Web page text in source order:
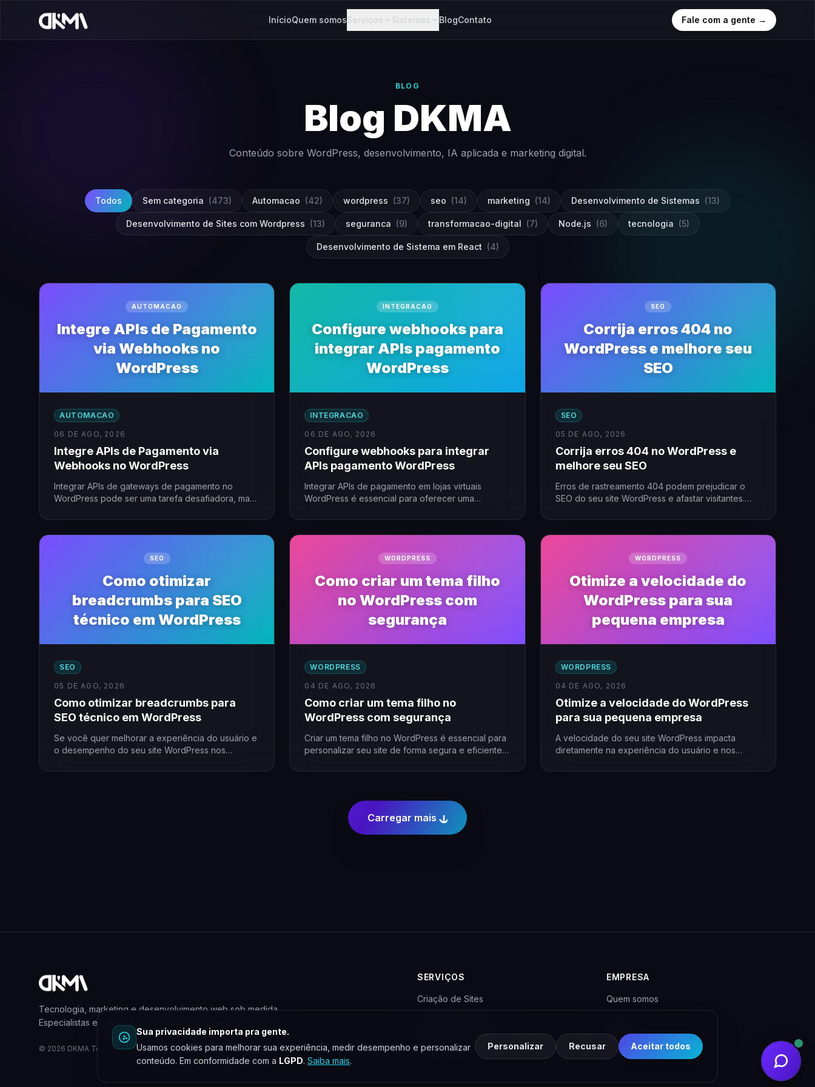
InícioQuem somosServiços Sistemas BlogContato Fale com a gente →
BLOG
Blog DKMA
Conteúdo sobre WordPress, desenvolvimento, IA aplicada e marketing digital.
Todos Sem categoria (473) Automacao (42) wordpress (37) seo (14) marketing (14) Desenvolvimento de Sistemas (13)
Desenvolvimento de Sites com Wordpress (13) seguranca (9) transformacao-digital (7) Node.js (6) tecnologia (5)
Desenvolvimento de Sistema em React (4)
AUTOMACAO
Integre APIs de Pagamento
via Webhooks no
WordPress
AUTOMACAO
06 DE AGO, 2026
Integre APIs de Pagamento via
Webhooks no WordPress
Integrar APIs de gateways de pagamento no
WordPress pode ser uma tarefa desafiadora, mas
INTEGRACAO
Configure webhooks para
integrar APIs pagamento
WordPress
INTEGRACAO
06 DE AGO, 2026
Configure webhooks para integrar
APIs pagamento WordPress
Integrar APIs de pagamento em lojas virtuais
WordPress é essencial para oferecer uma
SEO
Corrija erros 404 no
WordPress e melhore seu
SEO
SEO
05 DE AGO, 2026
Corrija erros 404 no WordPress e
melhore seu SEO
Erros de rastreamento 404 podem prejudicar o
SEO do seu site WordPress e afastar visitantes.
SEO
Como otimizar
breadcrumbs para SEO
técnico em WordPress
SEO
05 DE AGO, 2026
Como otimizar breadcrumbs para
SEO técnico em WordPress
Se você quer melhorar a experiência do usuário e
o desempenho do seu site WordPress nos
WORDPRESS
Como criar um tema filho
no WordPress com
segurança
WORDPRESS
04 DE AGO, 2026
Como criar um tema filho no
WordPress com segurança
Criar um tema filho no WordPress é essencial para
personalizar seu site de forma segura e eficiente.
WORDPRESS
Otimize a velocidade do
WordPress para sua
pequena empresa
WORDPRESS
04 DE AGO, 2026
Otimize a velocidade do WordPress
para sua pequena empresa
A velocidade do seu site WordPress impacta
diretamente na experiência do usuário e nos
Carregar mais
Tecnologia, marketing e desenvolvimento web sob medida.
Especialistas em
© 2026 DKMA Tecnologia e Marketing. Todos os direitos reservados.
SERVIÇOS
Criação de Sites
Fábrica de Software
Para Agências
EMPRESA
Quem somos
Contato
Privacidade
Sua privacidade importa pra gente.
Usamos cookies para melhorar sua experiência, medir desempenho e personalizar
conteúdo. Em conformidade com a LGPD. Saiba mais.
Personalizar Recusar Aceitar todos